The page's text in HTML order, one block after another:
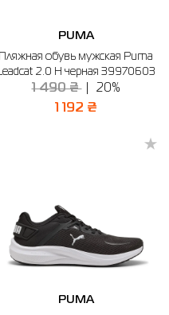
PUMA
Пляжная обувь мужская Puma
Leadcat 2.0 H черная 39970603
1 490 ₴ 20%
1 192 ₴
PUMA